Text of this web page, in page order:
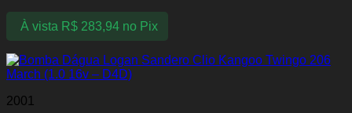
À vista R$283,94 no Pix
2001